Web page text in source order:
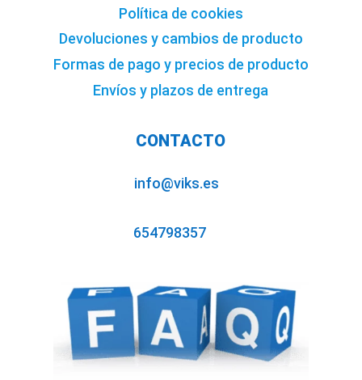
Política de cookies
Devoluciones y cambios de producto
Formas de pago y precios de producto
Envíos y plazos de entrega
CONTACTO
info@viks.es
654798357